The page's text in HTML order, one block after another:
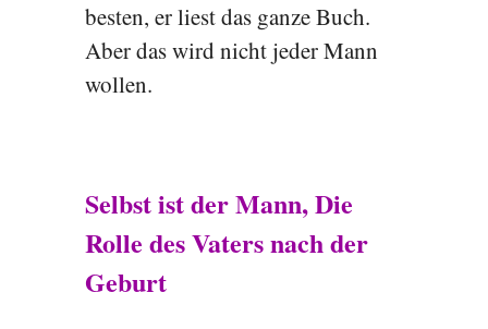
besten, er liest das ganze Buch.
Aber das wird nicht jeder Mann
wollen.
Selbst ist der Mann, Die
Rolle des Vaters nach der
Geburt